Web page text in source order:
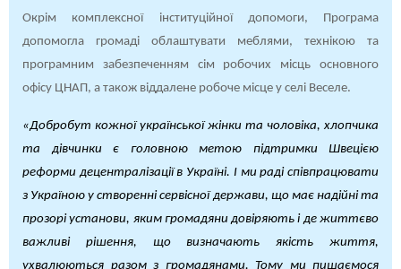
Окрім комплексної інституційної допомоги, Програма
допомогла громаді облаштувати меблями, технікою та
програмним забезпеченням сім робочих місць основного
офісу ЦНАП, а також віддалене робоче місце у селі Веселе.
«Добробут кожної української жінки та чоловіка, хлопчика
та дівчинки є головною метою підтримки Швецією
реформи децентралізації в Україні. І ми раді співпрацювати
з Україною у створенні сервісної держави, що має надійні та
прозорі установи, яким громадяни довіряють і де життєво
важливі рішення, що визначають якість життя,
ухвалюються разом з громадянами. Тому ми пишаємося